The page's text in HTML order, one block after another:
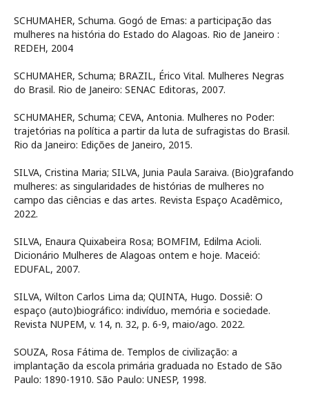
SCHUMAHER, Schuma. Gogó de Emas: a participação das
mulheres na história do Estado do Alagoas. Rio de Janeiro :
REDEH, 2004
SCHUMAHER, Schuma; BRAZIL, Érico Vital. Mulheres Negras
do Brasil. Rio de Janeiro: SENAC Editoras, 2007.
SCHUMAHER, Schuma; CEVA, Antonia. Mulheres no Poder:
trajetórias na política a partir da luta de sufragistas do Brasil.
Rio da Janeiro: Edições de Janeiro, 2015.
SILVA, Cristina Maria; SILVA, Junia Paula Saraiva. (Bio)grafando
mulheres: as singularidades de histórias de mulheres no
campo das ciências e das artes. Revista Espaço Acadêmico,
2022.
SILVA, Enaura Quixabeira Rosa; BOMFIM, Edilma Acioli.
Dicionário Mulheres de Alagoas ontem e hoje. Maceió:
EDUFAL, 2007.
SILVA, Wilton Carlos Lima da; QUINTA, Hugo. Dossiê: O
espaço (auto)biográfico: indivíduo, memória e sociedade.
Revista NUPEM, v. 14, n. 32, p. 6-9, maio/ago. 2022.
SOUZA, Rosa Fátima de. Templos de civilização: a
implantação da escola primária graduada no Estado de São
Paulo: 1890-1910. São Paulo: UNESP, 1998.